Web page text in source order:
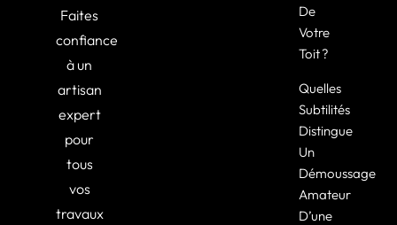
Faites
confiance
à un
artisan
expert
pour
tous
vos
travaux
De
Votre
Toit ?
Quelles
Subtilités
Distingue
Un
Démoussage
Amateur
D’une